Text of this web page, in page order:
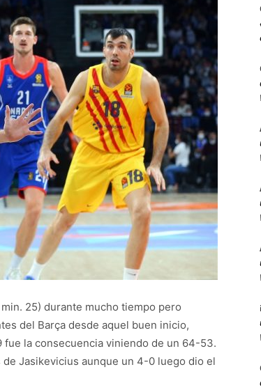
25) durante mucho tiempo pero
del Barça desde aquel buen inicio,
la consecuencia viniendo de un 64-53.
Jasikevicius aunque un 4-0 luego dio el